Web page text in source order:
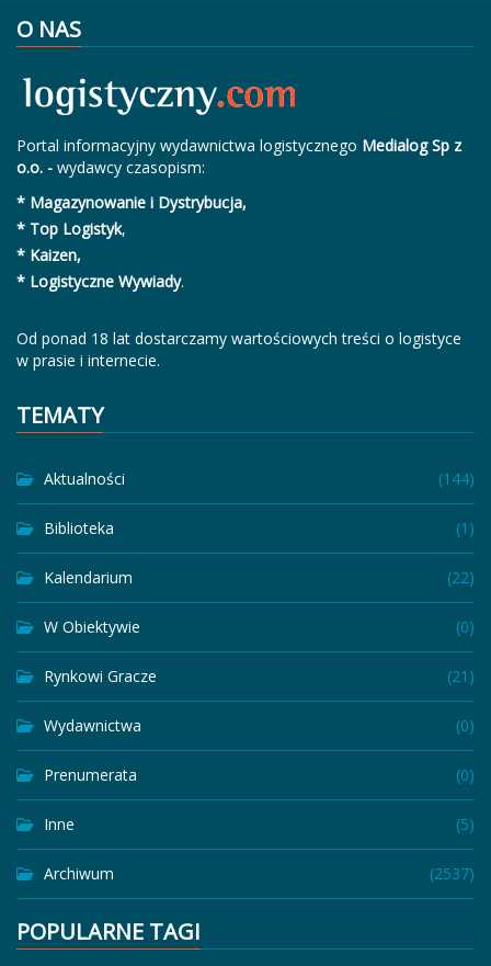
O NAS
Portal informacyjny wydawnictwa logistycznego Medialog Sp z
o.o. - wydawcy czasopism:
* Magazynowanie i Dystrybucja,
* Top Logistyk,
* Kaizen,
* Logistyczne Wywiady.
Od ponad 18 lat dostarczamy wartościowych treści o logistyce
w prasie i internecie.
TEMATY
Aktualności (144)
Biblioteka (1)
Kalendarium (22)
W Obiektywie (0)
Rynkowi Gracze (21)
Wydawnictwa (0)
Prenumerata (0)
Inne (5)
Archiwum (2537)
POPULARNE TAGI